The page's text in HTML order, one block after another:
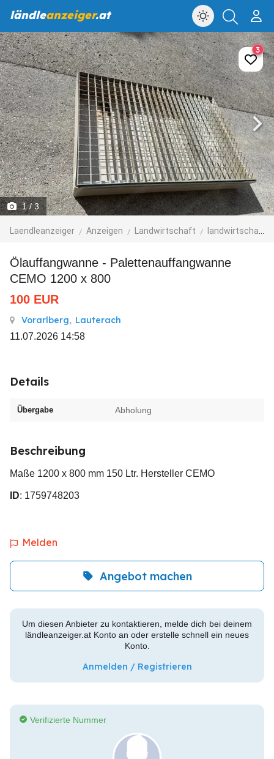
ländleanzeiger.at
1/ 3
Laendleanzeiger Anzeigen Landwirtschaft landwirtschaftliches Zubehör
3
Ölauffangwanne - Palettenauffangwanne
CEMO 1200 x 800
100 EUR
Vorarlberg, Lauterach
11.07.2026 14:58
Details
Übergabe Abholung
Beschreibung
Maße 1200 x 800 mm 150 Ltr. Hersteller CEMO
ID: 1759748203
Melden
Angebot machen
Um diesen Anbieter zu kontaktieren, melde dich bei deinem
ländleanzeiger.at Konto an oder erstelle schnell ein neues
Konto.
Anmelden / Registrieren
Verifizierte Nummer